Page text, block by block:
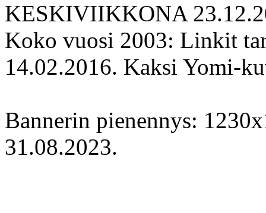
KESKIVIIKKONA
Koko vuosi 2003: Linkit
14.02.2016. Kaksi Yomi-
Bannerin pienennys:
31.08.2023.